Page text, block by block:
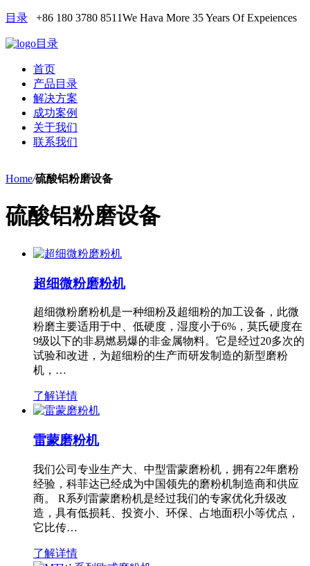
目录 +86 180 3780 8511We Hava More 35 Years Of Expeiences
目录
首页
产品目录
解决方案
成功案例
关于我们
联系我们
Home/硫酸铝粉磨设备
硫酸铝粉磨设备
超细微粉磨粉机
超细微粉磨粉机是一种细粉及超细粉的加工设备，此微
粉磨主要适用于中、低硬度，湿度小于6%，莫氏硬度在
9级以下的非易燃易爆的非金属物料。它是经过20多次的
试验和改进，为超细粉的生产而研发制造的新型磨粉
机，…
了解详情
雷蒙磨粉机
我们公司专业生产大、中型雷蒙磨粉机，拥有22年磨粉
经验，科菲达已经成为中国领先的磨粉机制造商和供应
商。 R系列雷蒙磨粉机是经过我们的专家优化升级改
造，具有低损耗、投资小、环保、占地面积小等优点，
它比传…
了解详情